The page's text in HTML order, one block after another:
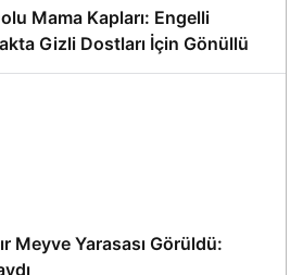
Mama Kapları: Engelli
Gizli Dostları İçin Gönüllü
Meyve Yarasası Görüldü: